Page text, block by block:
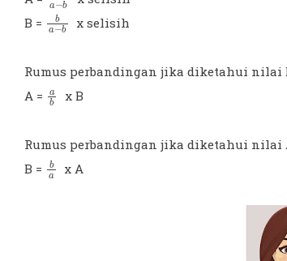
B = ba
−b x selisih
Rumus perbandingan jika diketahui nilai
A = a
b x B
Rumus perbandingan jika diketahui nilai
B = ba x A